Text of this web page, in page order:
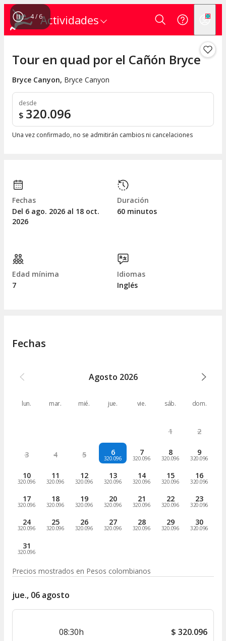
Actividades
4/ 6
Tour en quad por el Cañón Bryce
Bryce Canyon, Bryce Canyon
desde
$ 320.096
Una vez confirmado, no se admitirán cambios ni cancelaciones
Fechas
Del 6 ago. 2026 al 18 oct.
2026
Duración
60 minutos
Edad mínima
7
Idiomas
Inglés
Fechas
Agosto 2026
lun. mar. mié. jue. vie. sáb. dom.
1 2
3 4 5 6
320.096
7
320.096
8
320.096
9
320.096
10
320.096
11
320.096
12
320.096
13
320.096
14
320.096
15
320.096
16
320.096
17
320.096
18
320.096
19
320.096
20
320.096
21
320.096
22
320.096
23
320.096
24
320.096
25
320.096
26
320.096
27
320.096
28
320.096
29
320.096
30
320.096
31
320.096
Precios mostrados en Pesos colombianos
jue., 06 agosto
08:30h $ 320.096